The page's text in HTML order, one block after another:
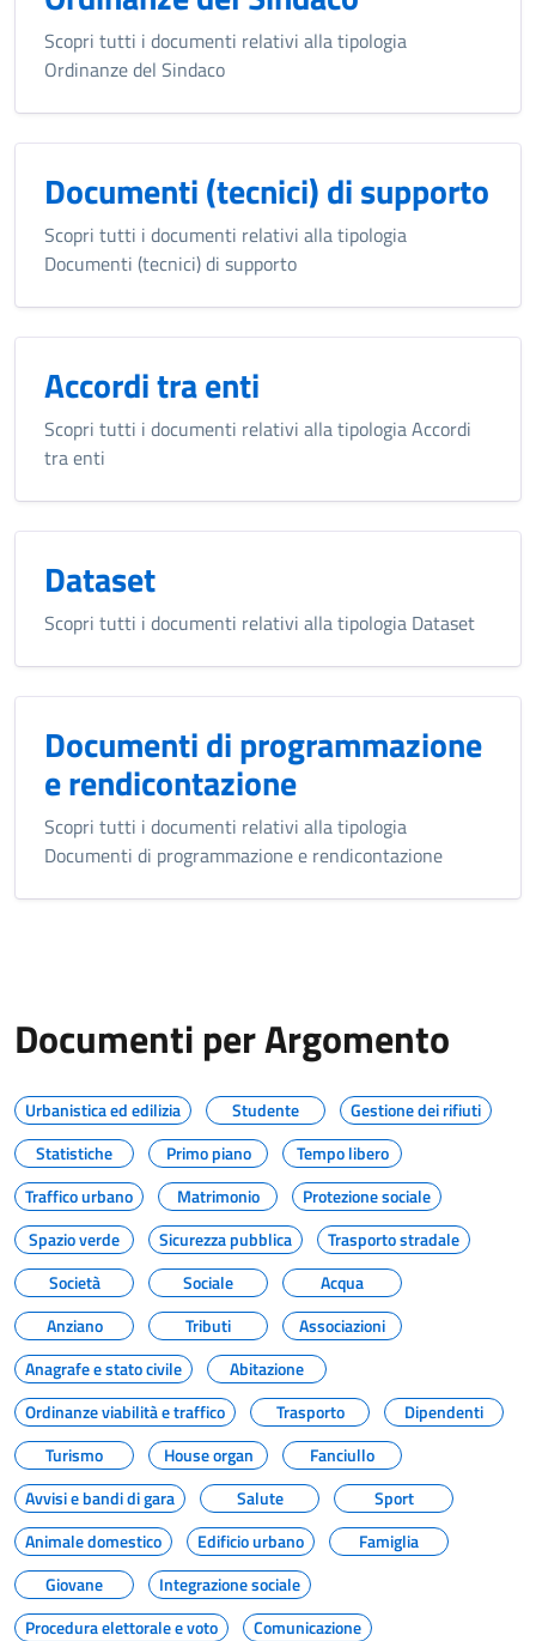
Scopri tutti i documenti relativi alla tipologia
Ordinanze del Sindaco
Documenti (tecnici) di supporto
Scopri tutti i documenti relativi alla tipologia
Documenti (tecnici) di supporto
Accordi tra enti
Scopri tutti i documenti relativi alla tipologia Accordi
tra enti
Dataset
Scopri tutti i documenti relativi alla tipologia Dataset
Documenti di programmazione
e rendicontazione
Scopri tutti i documenti relativi alla tipologia
Documenti di programmazione e rendicontazione
Documenti per Argomento
Urbanistica ed edilizia Studente
Gestione dei rifiuti
Statistiche
Primo piano
Tempo libero
Traffico urbano
Matrimonio
Protezione sociale
Spazio verde
Sicurezza pubblica
Trasporto stradale
Società
Sociale
Acqua
Anziano
Tributi
Associazioni
Anagrafe e stato civile
Abitazione
Ordinanze viabilità e traffico
Trasporto
Dipendenti
Turismo
House organ
Fanciullo
Avvisi e bandi di gara
Salute
Sport
Animale domestico
Edificio urbano
Famiglia
Giovane
Integrazione sociale
Procedura elettorale e voto
Comunicazione